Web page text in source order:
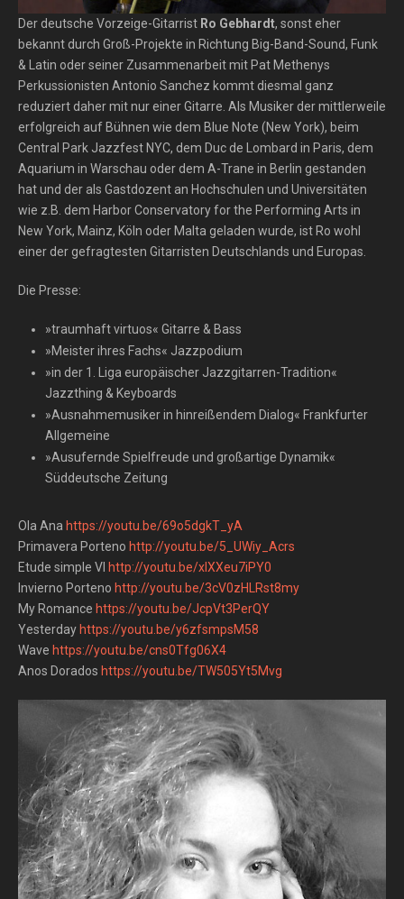
Der deutsche Vorzeige-Gitarrist Ro Gebhardt, sonst eher
bekannt durch Groß-Projekte in Richtung Big-Band-Sound, Funk
& Latin oder seiner Zusammenarbeit mit Pat Methenys
Perkussionisten Antonio Sanchez kommt diesmal ganz
reduziert daher mit nur einer Gitarre. Als Musiker der mittlerweile
erfolgreich auf Bühnen wie dem Blue Note (New York), beim
Central Park Jazzfest NYC, dem Duc de Lombard in Paris, dem
Aquarium in Warschau oder dem A-Trane in Berlin gestanden
hat und der als Gastdozent an Hochschulen und Universitäten
wie z.B. dem Harbor Conservatory for the Performing Arts in
New York, Mainz, Köln oder Malta geladen wurde, ist Ro wohl
einer der gefragtesten Gitarristen Deutschlands und Europas.
Die Presse:
»traumhaft virtuos« Gitarre & Bass
»Meister ihres Fachs« Jazzpodium
»in der 1. Liga europäischer Jazzgitarren-Tradition«
Jazzthing & Keyboards
»Ausnahmemusiker in hinreißendem Dialog« Frankfurter
Allgemeine
»Ausufernde Spielfreude und großartige Dynamik«
Süddeutsche Zeitung
Ola Ana https://youtu.be/69o5dgkT_yA
Primavera Porteno http://youtu.be/5_UWiy_Acrs
Etude simple VI http://youtu.be/xlXXeu7iPY0
Invierno Porteno http://youtu.be/3cV0zHLRst8my
My Romance https://youtu.be/JcpVt3PerQY
Yesterday https://youtu.be/y6zfsmpsM58
Wave https://youtu.be/cns0Tfg06X4
Anos Dorados https://youtu.be/TW505Yt5Mvg